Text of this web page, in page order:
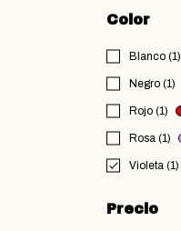
Color
Blanco (1)
Negro (1)
Rojo (1)
Rosa (1)
Violeta (1)
Precio